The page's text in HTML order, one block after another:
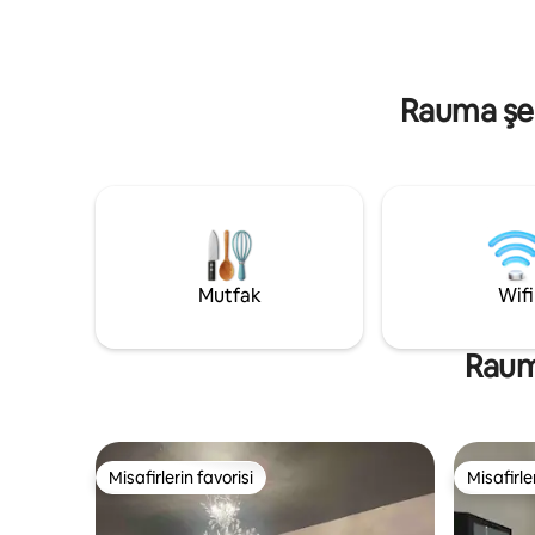
Elektrikli araç şarj imkanı (tip 2). YüklemeRauma
Mutfak Wifi
Misafirlerin favorisi
Misafirlerin favorisi